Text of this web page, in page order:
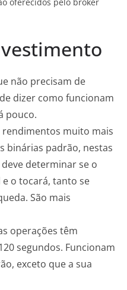
oferecidos pelo broker
não precisam de
dizer como funcionam
pouco.
rendimentos muito mais
binárias padrão, nestas
determinar se o
o tocará, tanto se
São mais
operações têm
segundos. Funcionam
exceto que a sua